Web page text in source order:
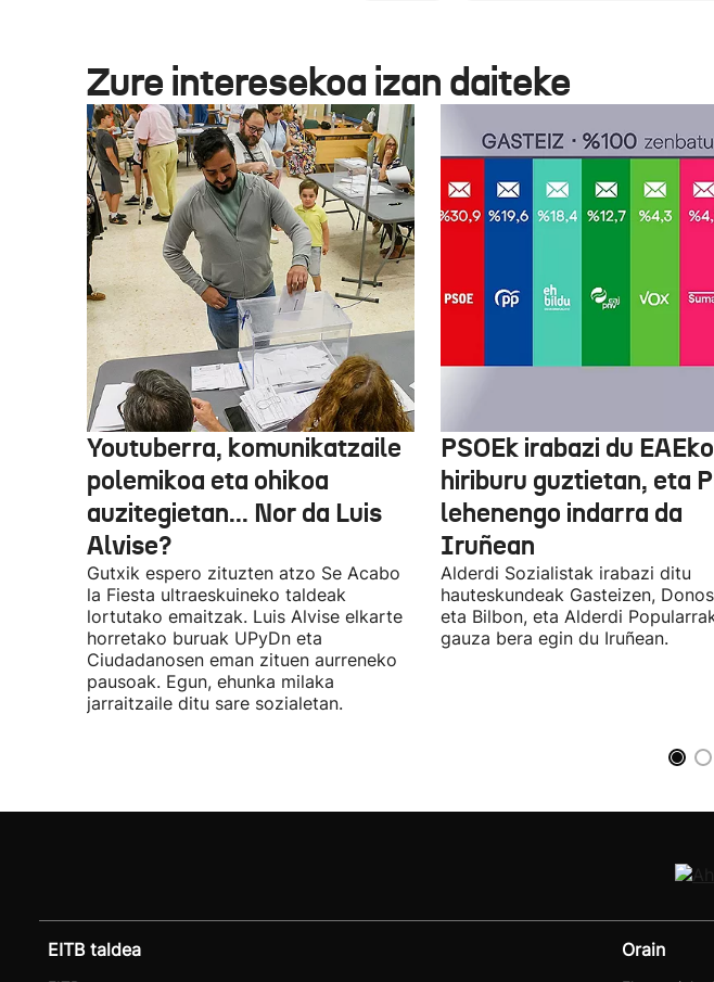
Zure interesekoa izan daiteke
Youtuberra, komunikatzaile
polemikoa eta ohikoa
auzitegietan... Nor da Luis
Alvise?
Gutxik espero zituzten atzo Se Acabo
la Fiesta ultraeskuineko taldeak
lortutako emaitzak. Luis Alvise elkarte
horretako buruak UPyDn eta
Ciudadanosen eman zituen aurreneko
pausoak. Egun, ehunka milaka
jarraitzaile ditu sare sozialetan.
PSOEk irabazi du EAEko
hiriburu guztietan, eta
lehenengo indarra da
Iruñean
Alderdi Sozialistak irabazi ditu
hauteskundeak Gasteizen,
eta Bilbon, eta Alderdi
gauza bera egin du Iruñean.
EITB taldea Orain